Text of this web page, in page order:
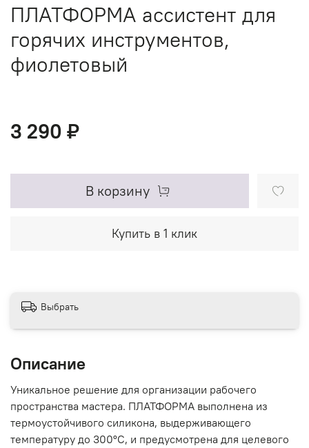
ПЛАТФОРМА ассистент для
горячих инструментов,
фиолетовый
3 290 ₽
В корзину
Купить в 1 клик
Выбрать
Описание
Уникальное решение для организации рабочего
пространства мастера. ПЛАТФОРМА выполнена из
термоустойчивого силикона, выдерживающего
температуру до 300°С, и предусмотрена для целевого